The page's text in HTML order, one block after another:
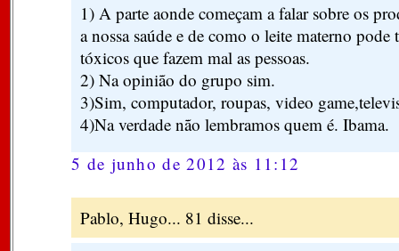
1) A parte aonde começam a falar sobre os
a nossa saúde e de como o leite materno pode
tóxicos que fazem mal as pessoas.
2) Na opinião do grupo sim.
3)Sim, computador, roupas, video
4)Na verdade não lembramos quem é. Ibama.
5 de junho de 2012 às 11:12
Pablo, Hugo... 81 disse...